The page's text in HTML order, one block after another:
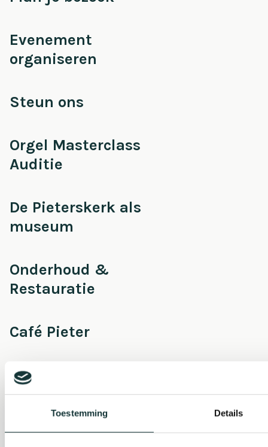
Toestemming Details
Evenement
organiseren
Steun ons
Orgel Masterclass
Auditie
De Pieterskerk als
museum
Onderhoud &
Restauratie
Café Pieter
Escaperoom
Pilgrim Museum